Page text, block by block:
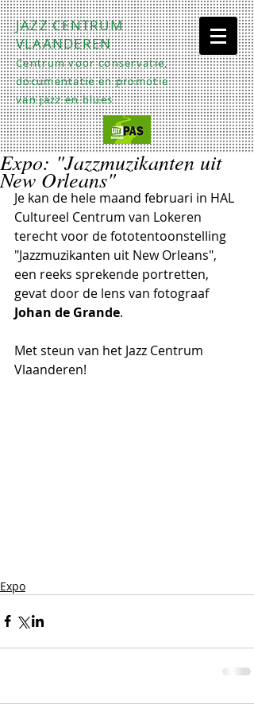
JAZZ CENTRUM
VLAANDEREN
Centrum voor conservatie,
documentatie en promotie
van jazz en blues
Expo: "Jazzmuzikanten uit
New Orleans"
Je kan de hele maand februari in HAL
Cultureel Centrum van Lokeren
terecht voor de fototentoonstelling
"Jazzmuzikanten uit New Orleans",
een reeks sprekende portretten,
gevat door de lens van fotograaf
Johan de Grande.
Met steun van het Jazz Centrum
Vlaanderen!
Expo